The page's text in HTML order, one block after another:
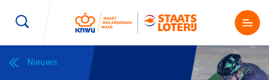
Nieuws
Wegwielrennen Mountainbiken